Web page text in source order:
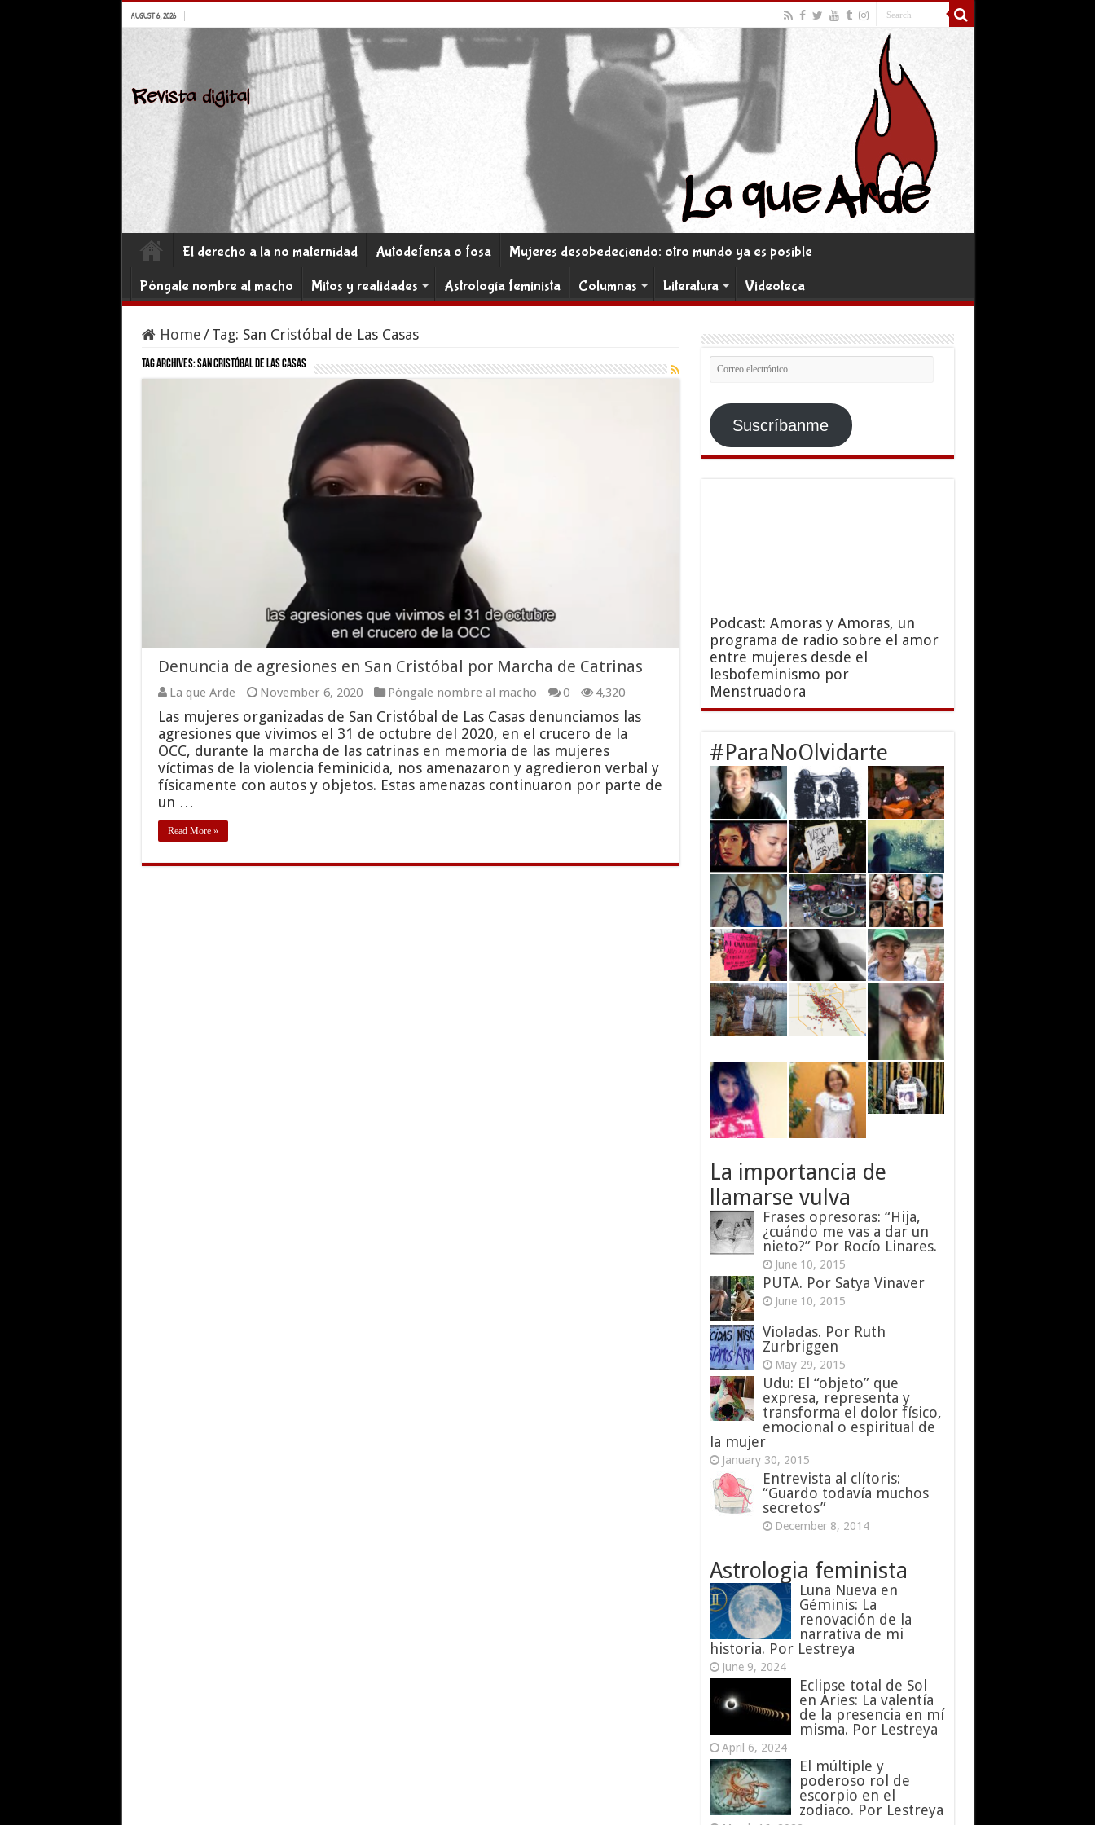
AUGUST 6, 2026
El derecho a la no maternidad Autodefensa o fosa
Mujeres desobedeciendo: otro mundo ya es posible
Póngale nombre al macho
Mitos y realidades Astrología feminista Columnas Literatura Videoteca
Home/ Tag: San Cristóbal de Las Casas
Tag Archives:San Cristóbal de Las Casas
Denuncia de agresiones en San Cristóbal por Marcha de Catrinas
La que Arde November 6, 2020 Póngale nombre al macho 0 4,320
Las mujeres organizadas de San Cristóbal de Las Casas denunciamos las
agresiones que vivimos el 31 de octubre del 2020, en el crucero de la
OCC, durante la marcha de las catrinas en memoria de las mujeres
víctimas de la violencia feminicida, nos amenazaron y agredieron verbal y
físicamente con autos y objetos. Estas amenazas continuaron por parte de
un …
Read More »
Correo
electrónico
Suscríbanme
Podcast: Amoras y Amoras, un
programa de radio sobre el amor
entre mujeres desde el
lesbofeminismo por
Menstruadora
#ParaNoOlvidarte
La importancia de
llamarse vulva
Frases opresoras: “Hija,
¿cuándo me vas a dar un
nieto?” Por Rocío Linares.
June 10, 2015
PUTA. Por Satya Vinaver
June 10, 2015
Violadas. Por Ruth
Zurbriggen
May 29, 2015
Udu: El “objeto” que
expresa, representa y
transforma el dolor físico,
emocional o espiritual de
la mujer
January 30, 2015
Entrevista al clítoris:
“Guardo todavía muchos
secretos”
December 8, 2014
Astrologia feminista
Luna Nueva en
Géminis: La
renovación de la
narrativa de mi
historia. Por Lestreya
June 9, 2024
Eclipse total de Sol
en Aries: La valentía
de la presencia en mí
misma. Por Lestreya
April 6, 2024
El múltiple y
poderoso rol de
escorpio en el
zodiaco. Por Lestreya